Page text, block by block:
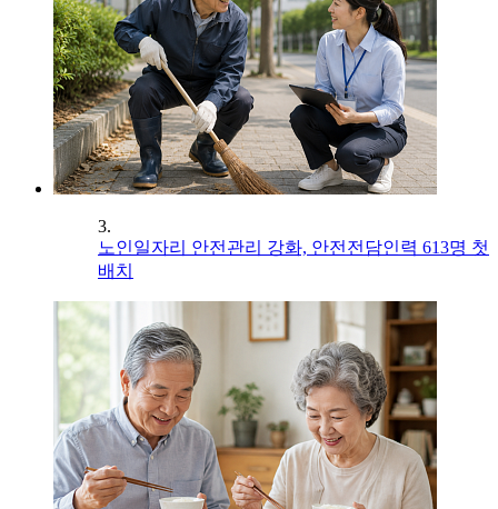
3.
노인일자리 안전관리 강화, 안전전담인력 613명 첫
배치